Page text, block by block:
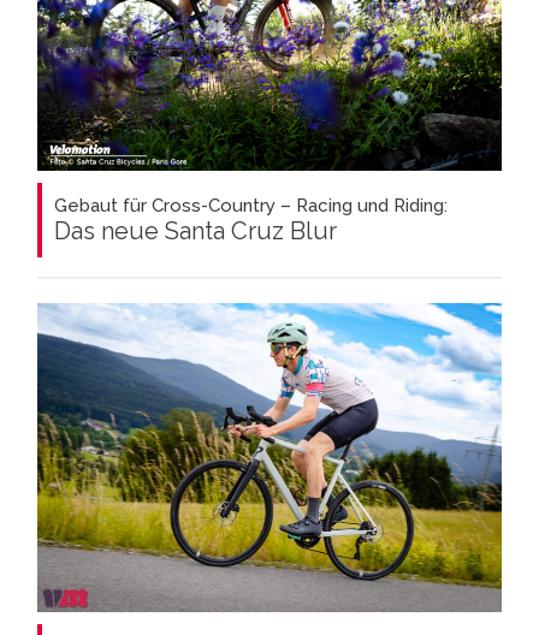
Gebaut für Cross-Country – Racing und Riding:
Das neue Santa Cruz Blur